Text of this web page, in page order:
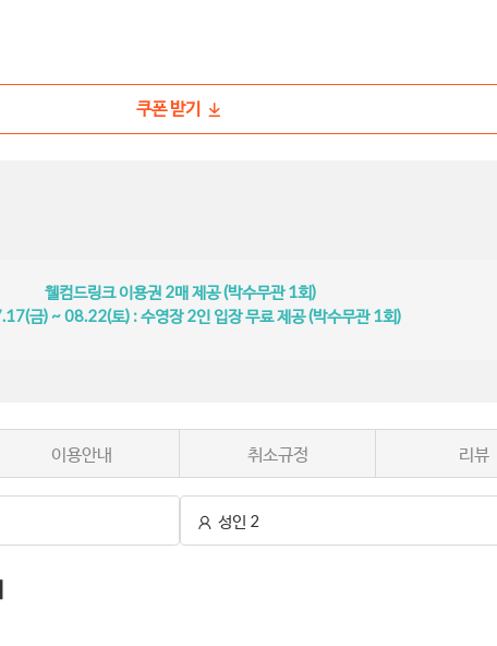
쿠폰 받기
웰컴드링크 이용권 2매 제공 (박수무관 1회)
금) ~ 08.22(토) : 수영장 2인 입장 무료 제공 (박수무관 1회)
이용안내 취소규정 리뷰
성인 2